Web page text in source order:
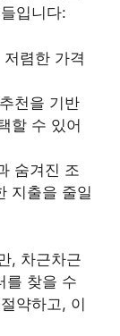
입니다:
렴한 가격
천을 기반
할 수 있어
숨겨진 조
지출을 줄일
, 차근차근
를 찾을 수
약하고, 이